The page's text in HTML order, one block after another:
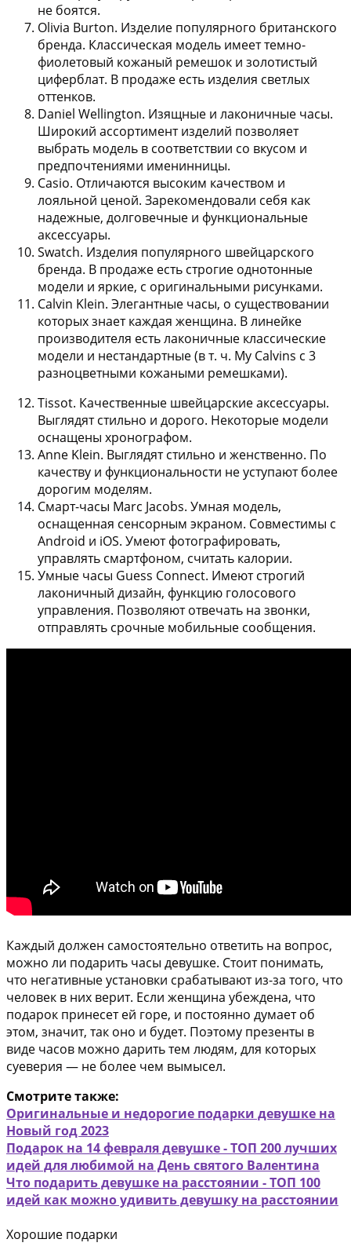
не боятся.
Olivia Burton. Изделие популярного британского
бренда. Классическая модель имеет темно-
фиолетовый кожаный ремешок и золотистый
циферблат. В продаже есть изделия светлых
оттенков.
Daniel Wellington. Изящные и лаконичные часы.
Широкий ассортимент изделий позволяет
выбрать модель в соответствии со вкусом и
предпочтениями именинницы.
Casio. Отличаются высоким качеством и
лояльной ценой. Зарекомендовали себя как
надежные, долговечные и функциональные
аксессуары.
Swatch. Изделия популярного швейцарского
бренда. В продаже есть строгие однотонные
модели и яркие, с оригинальными рисунками.
Calvin Klein. Элегантные часы, о существовании
которых знает каждая женщина. В линейке
производителя есть лаконичные классические
модели и нестандартные (в т. ч. My Calvins с 3
разноцветными кожаными ремешками).
Tissot. Качественные швейцарские аксессуары.
Выглядят стильно и дорого. Некоторые модели
оснащены хронографом.
Anne Klein. Выглядят стильно и женственно. По
качеству и функциональности не уступают более
дорогим моделям.
Смарт-часы Marc Jacobs. Умная модель,
оснащенная сенсорным экраном. Совместимы с
Android и iOS. Умеют фотографировать,
управлять смартфоном, считать калории.
Умные часы Guess Connect. Имеют строгий
лаконичный дизайн, функцию голосового
управления. Позволяют отвечать на звонки,
отправлять срочные мобильные сообщения.
Каждый должен самостоятельно ответить на вопрос,
можно ли подарить часы девушке. Стоит понимать,
что негативные установки срабатывают из-за того, что
человек в них верит. Если женщина убеждена, что
подарок принесет ей горе, и постоянно думает об
этом, значит, так оно и будет. Поэтому презенты в
виде часов можно дарить тем людям, для которых
суеверия — не более чем вымысел.
Смотрите также:
Оригинальные и недорогие подарки девушке на
Новый год 2023
Подарок на 14 февраля девушке - ТОП 200 лучших
идей для любимой на День святого Валентина
Что подарить девушке на расстоянии - ТОП 100
идей как можно удивить девушку на расстоянии
Хорошие подарки